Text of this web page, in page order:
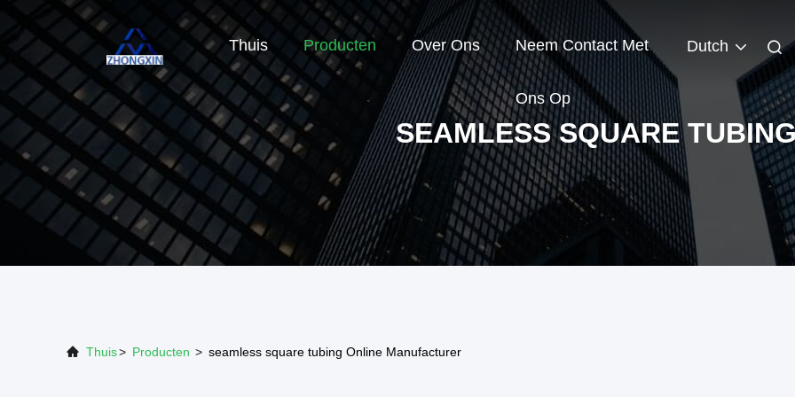
Thuis Producten Over Ons Neem Contact Met
Ons Op
Dutch
SEAMLESS SQUARE
Thuis> Producten > seamless square tubing Online Manufacturer